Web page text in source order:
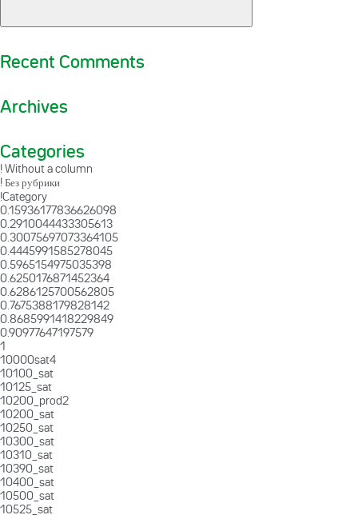
Recent Comments
Archives
Categories
! Without a column
! Без рубрики
!Category
0.15936177836626098
0.2910044433305613
0.30075697073364105
0.4445991585278045
0.5965154975035398
0.6250176871452364
0.6286125700562805
0.7675388179828142
0.8685991418229849
0.90977647197579
1
10000sat4
10100_sat
10125_sat
10200_prod2
10200_sat
10250_sat
10300_sat
10310_sat
10390_sat
10400_sat
10500_sat
10525_sat